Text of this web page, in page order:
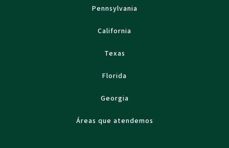
Pennsylvania
California
Texas
Florida
Georgia
Áreas que atendemos